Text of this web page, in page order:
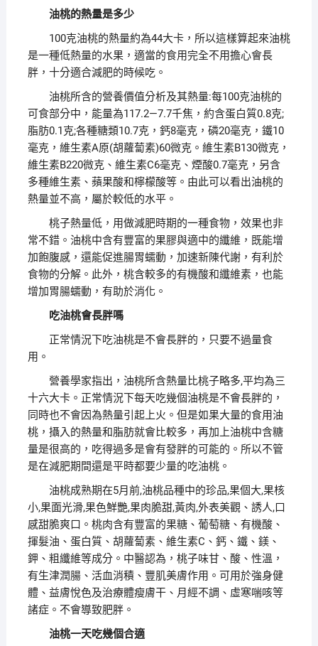
油桃的熱量是多少
100克油桃的熱量約為44大卡，所以這樣算起來油桃
是一種低熱量的水果，適當的食用完全不用擔心會長
胖，十分適合減肥的時候吃。
油桃所含的營養價值分析及其熱量:每100克油桃的
可食部分中，能量為117.2—7.7千焦，約含蛋白質0.8克;
脂肪0.1克;各種糖類10.7克，鈣8毫克，磷20毫克，鐵10
毫克，維生素A原(胡蘿蔔素)60微克。維生素B130微克，
維生素B220微克、維生素C6毫克、煙酸0.7毫克，另含
多種維生素、蘋果酸和檸檬酸等。由此可以看出油桃的
熱量並不高，屬於較低的水平。
桃子熱量低，用做減肥時期的一種食物，效果也非
常不錯。油桃中含有豐富的果膠與適中的纖維，既能增
加飽腹感，還能促進腸胃蠕動，加速新陳代謝，有利於
食物的分解。此外，桃含較多的有機酸和纖維素，也能
增加胃腸蠕動，有助於消化。
吃油桃會長胖嗎
正常情況下吃油桃是不會長胖的，只要不過量食
用。
營養學家指出，油桃所含熱量比桃子略多,平均為三
十六大卡。正常情況下每天吃幾個油桃是不會長胖的，
同時也不會因為熱量引起上火。但是如果大量的食用油
桃，攝入的熱量和脂肪就會比較多，再加上油桃中含糖
量是很高的，吃得過多是會有發胖的可能的。所以不管
是在減肥期間還是平時都要少量的吃油桃。
油桃成熟期在5月前,油桃品種中的珍品,果個大,果核
小,果面光滑,果色鮮艷,果肉脆甜,黃肉,外表美觀、誘人,口
感甜脆爽口。桃肉含有豐富的果糖、葡萄糖、有機酸、
揮髮油、蛋白質、胡蘿蔔素、維生素C、鈣、鐵、鎂、
鉀、粗纖維等成分。中醫認為，桃子味甘、酸、性溫，
有生津潤腸、活血消積、豐肌美膚作用。可用於強身健
體、益膚悅色及治療體瘦膚干、月經不調、虛寒喘咳等
諸症。不會導致肥胖。
油桃一天吃幾個合適